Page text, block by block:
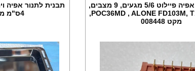
בורר לתנורי אפיה פיילוט 5/6 מגעים, 9 מצבים,
דגם POC36MD , ALONE FD103M, T1505E4,
מקט 008448
4ס"מ מקט 007789